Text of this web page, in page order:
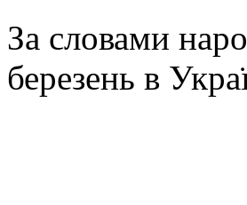
За словами
березень в